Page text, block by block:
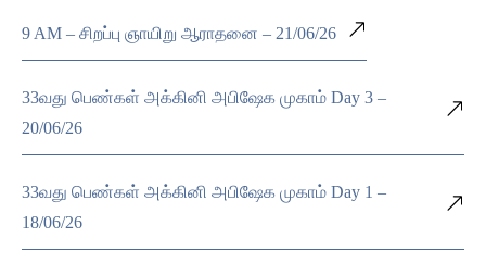
9 AM – சிறப்பு ஞாயிறு ஆராதனை – 21/06/26
33வது பெண்கள் அக்கினி அபிஷேக முகாம் Day 3 –
20/06/26
33வது பெண்கள் அக்கினி அபிஷேக முகாம் Day 1 –
18/06/26